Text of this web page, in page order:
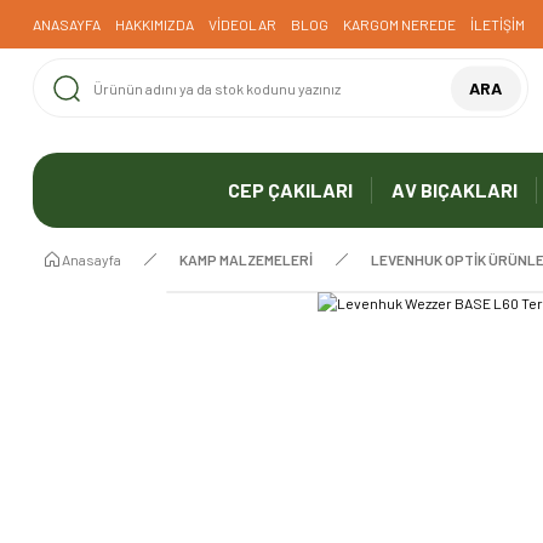
ANASAYFA HAKKIMIZDA VİDEOLAR BLOG KARGOM NEREDE İLETİŞİM
ARA
CEP ÇAKILARI AV BIÇAKLARI
Anasayfa KAMP MALZEMELERİ LEVENHUK OPTİK